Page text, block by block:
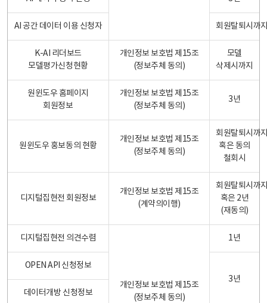
AI 공간 데이터 이용 신청자 회원탈퇴시까
K-AI 리더보드
모델평가신청현황
개인정보 보호법 제15조
(정보주체 동의)
모델
삭제시까지
원윈도우 홈페이지
회원정보
개인정보 보호법 제15조
(정보주체 동의)
3년
원윈도우 홍보동의 현황
개인정보 보호법 제15조
(정보주체 동의)
회원탈퇴시까
혹은 동의
철회시
디지털집현전 회원정보
개인정보 보호법 제15조
(계약의이행)
회원탈퇴시까
혹은 2년
(재동의)
디지털집현전 의견수렴
개인정보 보호법 제15조
(정보주체 동의)
1년
OPEN API 신청정보
3년
데이터개방 신청정보